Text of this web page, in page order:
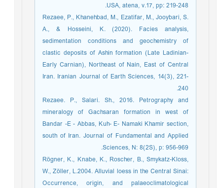
USA, atena, v.17, pp: 219-248.
Rezaee, P., Khanehbad, M., Ezatifar, M., Jooybari, S.
A., & Hosseini, K. (2020). Facies analysis,
sedimentation conditions and geochemistry of
clastic deposits of Ashin formation (Late Ladinian-
Early Carnian), Northeast of Nain, East of Central
Iran. Iranian Journal of Earth Sciences, 14(3), 221-
240.‏
Rezaee. P., Salari. Sh., 2016. Petrography and
mineralogy of Gachsaran formation in west of
Bandar -E - Abbas, Kuh- E- Namaki Khamir section,
south of Iran. Journal of Fundamental and Applied
Sciences, N: 8(2S), p: 956-969.
Rögner, K., Knabe, K., Roscher, B., Smykatz-Kloss,
W., Zöller, L.2004. Alluvial loess in the Central Sinai:
Occurrence, origin, and palaeoclimatological